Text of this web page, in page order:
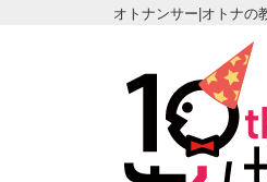
オトナンサー|オトナの